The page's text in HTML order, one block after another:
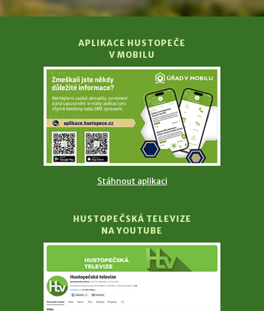
APLIKACE HUSTOPEČE
V MOBILU
Stáhnout aplikaci
HUSTOPEČSKÁ TELEVIZE
NA YOUTUBE